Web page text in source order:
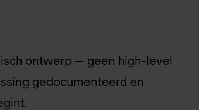
ontwerp — geen high-level
gedocumenteerd en